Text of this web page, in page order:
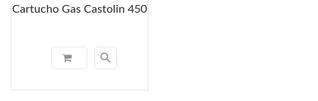
Cartucho Gas Castolin 450
search